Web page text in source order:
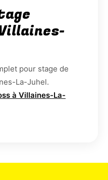
pour stage de
La-Juhel.
à Villaines-La-